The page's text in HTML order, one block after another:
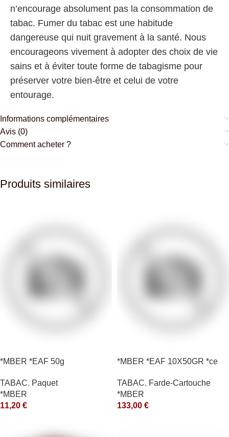
n’encourage absolument pas la consommation de
tabac. Fumer du tabac est une habitude
dangereuse qui nuit gravement à la santé. Nous
encourageons vivement à adopter des choix de vie
sains et à éviter toute forme de tabagisme pour
préserver votre bien-être et celui de votre
entourage.
Informations complémentaires
Avis (0)
Comment acheter ?
Produits similaires
*MBER *EAF 50g
TABAC, Paquet
*MBER
11,20 €
*MBER *EAF 10X50GR *ce
TABAC, Farde-Cartouche
*MBER
133,00 €